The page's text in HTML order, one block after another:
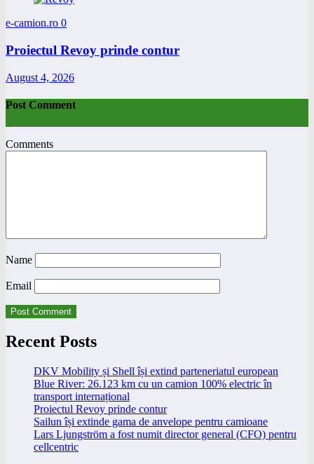
e-camion.ro 0
Proiectul Revoy prinde contur
August 4, 2026
Post Comment
Comments
Name
Email
Recent Posts
DKV Mobility și Shell își extind parteneriatul european
Blue River: 26.123 km cu un camion 100% electric în
transport internațional
Proiectul Revoy prinde contur
Sailun își extinde gama de anvelope pentru camioane
Lars Ljungström a fost numit director general (CFO) pentru
cellcentric